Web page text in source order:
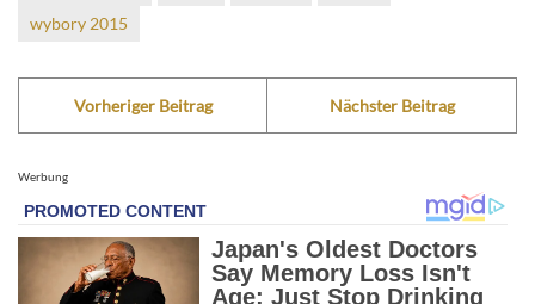
wybory 2015
Vorheriger Beitrag Nächster Beitrag
Werbung